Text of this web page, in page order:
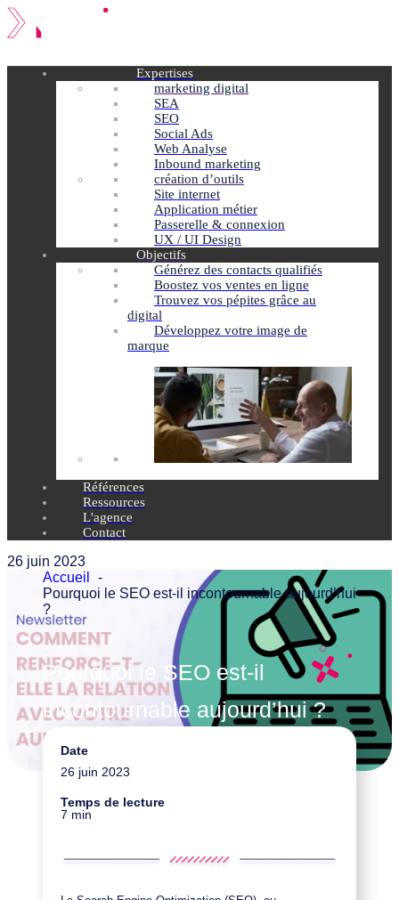
Expertises
marketing digital
SEA
SEO
Social Ads
Web Analyse
Inbound marketing
création d’outils
Site internet
Application métier
Passerelle & connexion
UX / UI Design
Objectifs
Générez des contacts qualifiés
Boostez vos ventes en ligne
Trouvez vos pépites grâce au
digital
Développez votre image de
marque
Références
Ressources
L'agence
Contact
26 juin 2023
Accueil
Pourquoi le SEO est-il incontournable aujourd’hui
?
Pourquoi le SEO est-il
incontournable aujourd’hui ?
Marketing digital
Date
26 juin 2023
Temps de lecture
7 min